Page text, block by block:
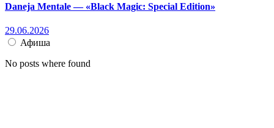
Daneja Mentale — «Black Magic: Special Edition»
29.06.2026
Афиша
No posts where found